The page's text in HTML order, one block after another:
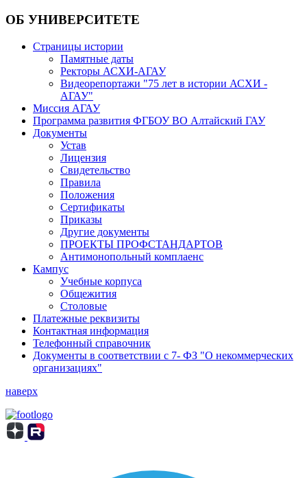
ОБ УНИВЕРСИТЕТЕ
Страницы истории
Памятные даты
Ректоры АСХИ-АГАУ
Видеорепортажи "75 лет в истории АСХИ -
АГАУ"
Миссия АГАУ
Программа развития ФГБОУ ВО Алтайский ГАУ
Документы
Устав
Лицензия
Свидетельство
Правила
Положения
Сертификаты
Приказы
Другие документы
ПРОЕКТЫ ПРОФСТАНДАРТОВ
Антимонопольный комплаенс
Кампус
Учебные корпуса
Общежития
Столовые
Платежные реквизиты
Контактная информация
Телефонный справочник
Документы в соответствии с 7- ФЗ "О некоммерческих
организациях"
наверх